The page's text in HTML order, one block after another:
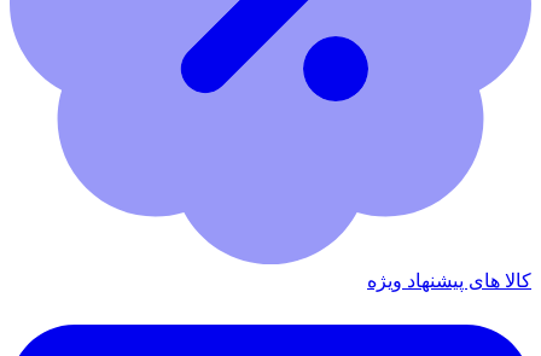
کالا های پیشنهاد ویژه